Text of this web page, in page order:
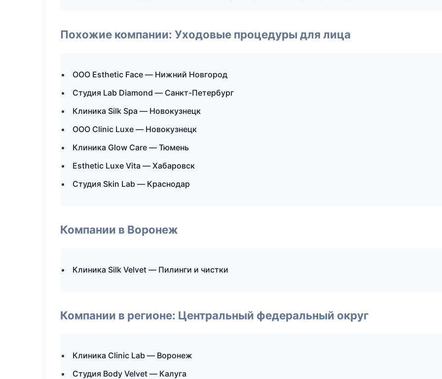
Похожие компании: Уходовые процедуры для лица
ООО Esthetic Face — Нижний Новгород
Студия Lab Diamond — Санкт-Петербург
Клиника Silk Spa — Новокузнецк
ООО Clinic Luxe — Новокузнецк
Клиника Glow Care — Тюмень
Esthetic Luxe Vita — Хабаровск
Студия Skin Lab — Краснодар
Компании в Воронеж
Клиника Silk Velvet — Пилинги и чистки
Компании в регионе: Центральный федеральный округ
Клиника Clinic Lab — Воронеж
Студия Body Velvet — Калуга